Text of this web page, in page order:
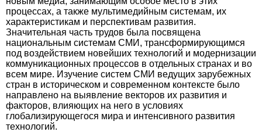
процессах, а также мультимедийным системам, их
характеристикам и перспективам развития.
Значительная часть трудов была посвящена
национальным системам СМИ, трансформирующимся
под воздействием новейших технологий и модернизации
коммуникационных процессов в отдельных странах и во
всем мире. Изучение систем СМИ ведущих зарубежных
стран в историческом и современном контексте было
направлено на выявление векторов их развития и
факторов, влияющих на него в условиях
глобализирующегося мира и интенсивного развития
технологий.